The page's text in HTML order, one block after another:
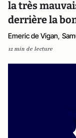
la très
derrière la
Emeric de Vigan,
12 min de lecture